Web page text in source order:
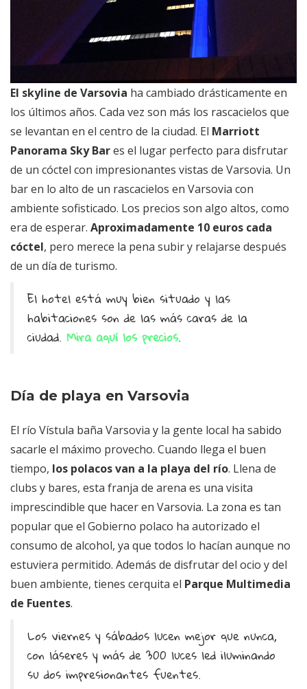
El skyline de Varsovia ha cambiado drásticamente en
los últimos años. Cada vez son más los rascacielos que
se levantan en el centro de la ciudad. El Marriott
Panorama Sky Bares el lugar perfecto para disfrutar
de un cóctel con impresionantes vistas de Varsovia. Un
bar en lo alto de un rascacielos en Varsovia con
ambiente sofisticado. Los precios son algo altos, como
era de esperar. Aproximadamente 10 euros cada
cóctel, pero merece la pena subir y relajarse después
de un día de turismo.
El hotel está muy bien situado y las
habitaciones son de las más caras de la
ciudad. Mira aquí los precios.
Día de playa en Varsovia
El río Vístula baña Varsovia y la gente local ha sabido
sacarle el máximo provecho. Cuando llega el buen
tiempo, los polacos van a la playa del río. Llena de
clubs y bares, esta franja de arena es una visita
imprescindible que hacer en Varsovia. La zona es tan
popular que el Gobierno polaco ha autorizado el
consumo de alcohol, ya que todos lo hacían aunque no
estuviera permitido. Además de disfrutar del ocio y del
buen ambiente, tienes cerquita el Parque Multimedia
de Fuentes.
Los viernes y sábados lucen mejor que nunca,
con láseres y más de 300 luces led iluminando
su dos impresionantes fuentes.